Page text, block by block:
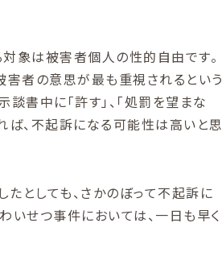
象は被害者個人の性的自由です。
害者の意思が最も重視されるという
書中に「許す」、「処罰を望まな
ば、不起訴になる可能性は高いと思
としても、さかのぼって不起訴に
いせつ事件においては、一日も早く